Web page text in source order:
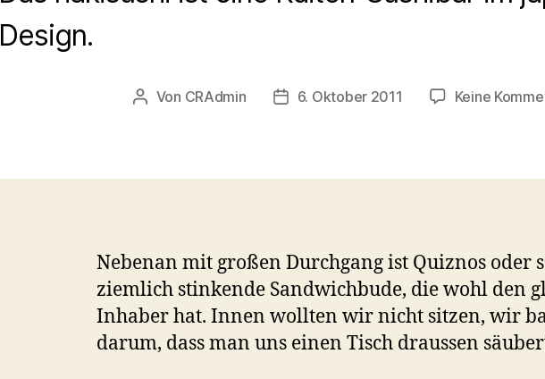
Design.
Beitragsautor
Von CRAdmin Veröffentlichungsdatum
6. Oktober 2011 Keine
Nebenan mit großen Durchgang ist Quiznos oder
ziemlich stinkende Sandwichbude, die wohl den
Inhaber hat. Innen wollten wir nicht sitzen, wir
darum, dass man uns einen Tisch draussen